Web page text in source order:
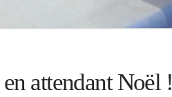
attendant Noël !